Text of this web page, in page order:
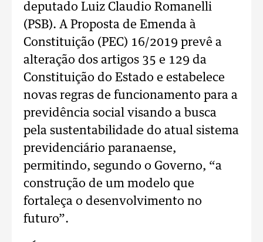
deputado Luiz Claudio Romanelli
(PSB). A Proposta de Emenda à
Constituição (PEC) 16/2019 prevê a
alteração dos artigos 35 e 129 da
Constituição do Estado e estabelece
novas regras de funcionamento para a
previdência social visando a busca
pela sustentabilidade do atual sistema
previdenciário paranaense,
permitindo, segundo o Governo, “a
construção de um modelo que
fortaleça o desenvolvimento no
futuro”.